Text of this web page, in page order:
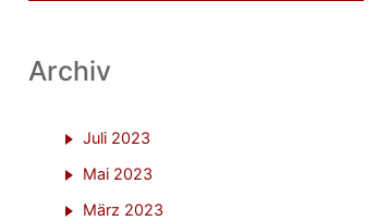
Archiv
Juli 2023
Mai 2023
März 2023